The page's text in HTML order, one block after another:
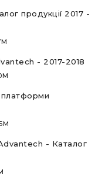
продукції 2017 -
- 2017-2018
платформи
- Каталог